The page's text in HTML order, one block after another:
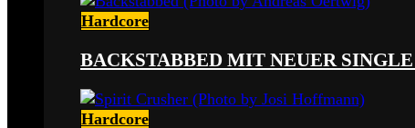
Hardcore
BACKSTABBED MIT NEUER
Hardcore